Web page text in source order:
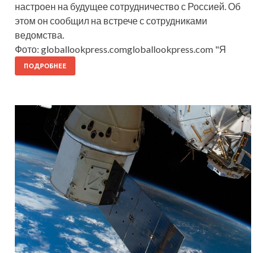
настроен на будущее сотрудничество с Россией. Об
этом он сообщил на встрече с сотрудниками
ведомства.
Фото: globallookpress.comgloballookpress.com "Я
ПОДРОБНЕЕ